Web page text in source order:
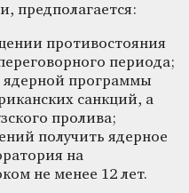
предполагается:
противостояния
периода;
ядерной программы
санкций, а
пролива;
получить ядерное
на
не менее 12 лет.